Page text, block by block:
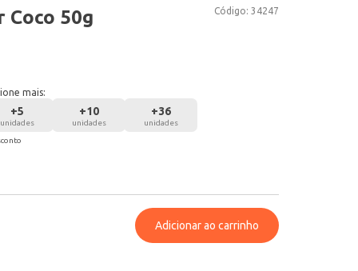
Código: 34247
Coco 50g
mais:
+5
unidades
+10
unidades
+36
unidades
Adicionar ao carrinho